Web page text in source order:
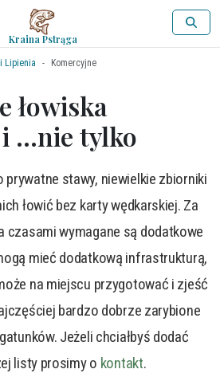
Kraina Pstrąga
Lipienia Komercyjne
łowiska
…nie tylko
stawy, niewielkie zbiorniki
łowić bez karty wędkarskiej. Za
czasami wymagane są dodatkowe
mieć dodatkową infrastrukturą,
na miejscu przygotować i zjeść
bardzo dobrze zarybione
Jeżeli chciałbyś dodać
listy prosimy o kontakt.